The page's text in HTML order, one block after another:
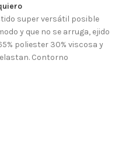
super versátil posible
y que no se arruga, ejido
poliester 30% viscosa y
elastan. Contorno